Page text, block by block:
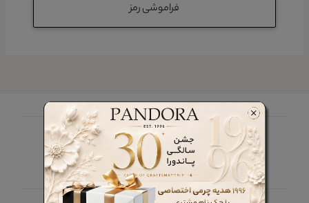
فراموشی رمز
چرم پاندورا را در شبکه های اجتماعی دنبال کنید